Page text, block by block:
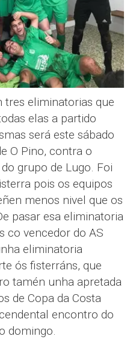
tres eliminatorias que
elas a partido
será este sábado
O Pino, contra o
grupo de Lugo. Foi
pois os equipos
menos nivel que os
pasar esa eliminatoria
co vencedor do AS
eliminatoria
ós fisterráns, que
tamén unha apretada
de Copa da Costa
encontro do
domingo.